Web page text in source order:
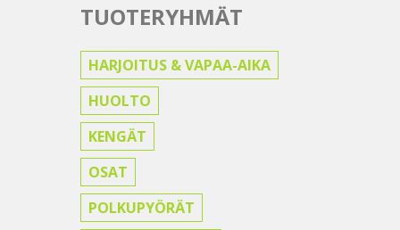
TUOTERYHMÄT
HARJOITUS & VAPAA-AIKA
HUOLTO
KENGÄT
OSAT
POLKUPYÖRÄT